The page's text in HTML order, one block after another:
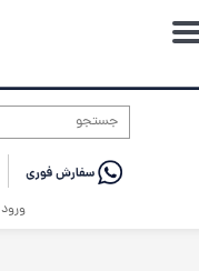
ورود
حساب کاربری من
تغییر گذر واژه
خروج از حساب کاربری